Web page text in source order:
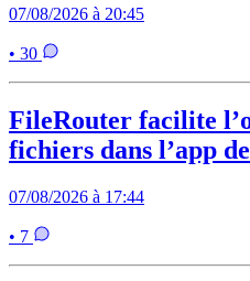
07/08/2026 à 20:45
• 30
FileRouter facilite
fichiers dans l’app
07/08/2026 à 17:44
• 7